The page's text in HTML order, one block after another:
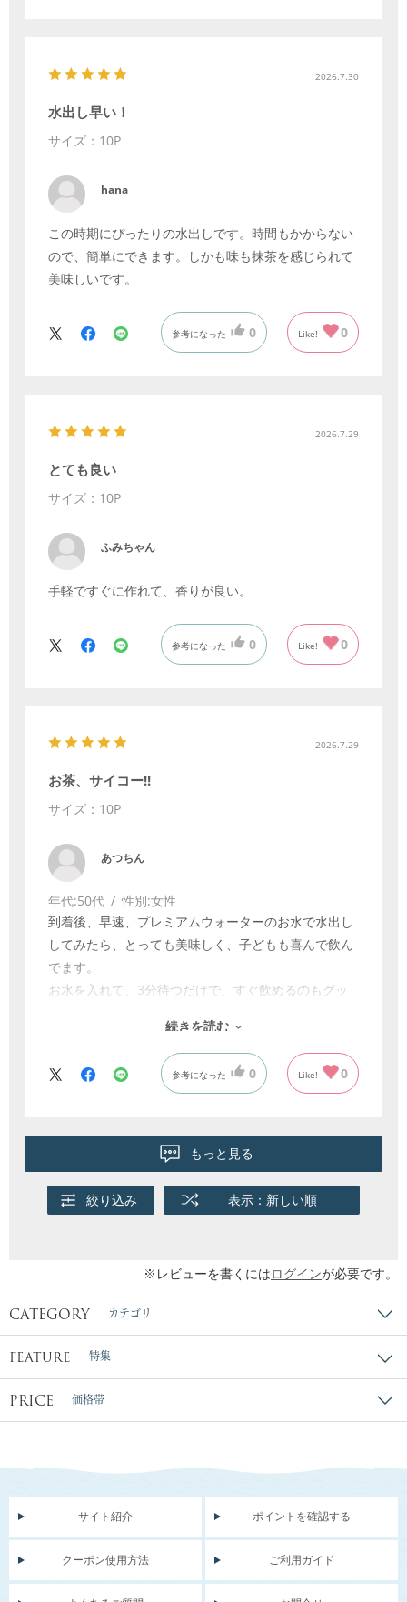
2026.7.30
水出し早い！
サイズ：10P
hana
この時期にぴったりの水出しです。時間もかからない
ので、簡単にできます。しかも味も抹茶を感じられて
美味しいです。
参考になった 0 Like! 0
2026.7.29
とても良い
サイズ：10P
ふみちゃん
手軽ですぐに作れて、香りが良い。
参考になった 0 Like! 0
2026.7.29
お茶、サイコー!!
サイズ：10P
あつちん
年代:50代 性別:女性
到着後、早速、プレミアムウォーターのお水で水出し
してみたら、とっても美味しく、子どもも喜んで飲ん
でます。
お水を入れて、3分待つだけで、すぐ飲めるのもグッ
また、リピートしたいです。
続きを読む
参考になった 0 Like! 0
もっと見る
絞り込み 表示：新しい順
※レビューを書くにはログインが必要です。
CATEGORY カテゴリ
FEATURE 特集
PRICE 価格帯
サイト紹介 ポイントを確認する
クーポン使用方法 ご利用ガイド